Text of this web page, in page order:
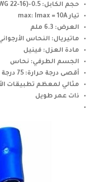
حجم الكابل: 0.5-1.5qmm (AWG 22-16)
تيار max: Imax = 10A
العرض: 6.3 ملم
ماتيريال: النحاس
مادة العزل: فينيل
الجسم الطرفي: نحاس
أقصى درجة حرارة: 75 درجة مئوية
مثالي لمعظم تطبيقات
ذات عمر طويل